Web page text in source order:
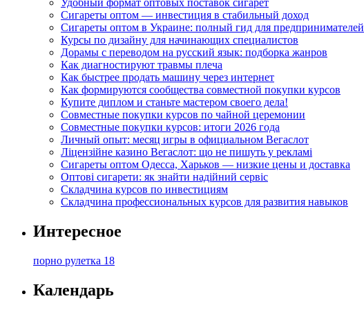
Удобный формат оптовых поставок сигарет
Сигареты оптом — инвестиция в стабильный доход
Сигареты оптом в Украине: полный гид для предпринимателей
Курсы по дизайну для начинающих специалистов
Дорамы с переводом на русский язык: подборка жанров
Как диагностируют травмы плеча
Как быстрее продать машину через интернет
Как формируются сообщества совместной покупки курсов
Купите диплом и станьте мастером своего дела!
Совместные покупки курсов по чайной церемонии
Совместные покупки курсов: итоги 2026 года
Личный опыт: месяц игры в официальном Вегаслот
Ліцензійне казино Вегаслот: що не пишуть у рекламі
Сигареты оптом Одесса, Харьков — низкие цены и доставка
Оптові сигарети: як знайти надійний сервіс
Складчина курсов по инвестициям
Складчина профессиональных курсов для развития навыков
Интересное
порно рулетка 18
Календарь